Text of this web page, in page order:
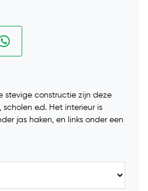
stevige constructie zijn deze
e.d. Het interieur is
jas haken, en links onder een